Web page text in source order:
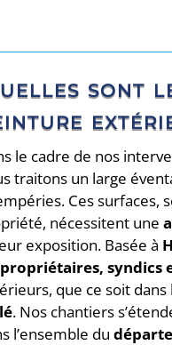
sont
le cadre de nos
traitons un large
Ces surfaces,
nécessitent une
exposition. Basée à
propriétaires, syndics
que ce soit dans
. Nos chantiers
l’ensemble du